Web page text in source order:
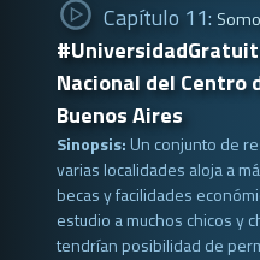
Capítulo 11:
Nacional del Centro
Buenos Aires
Sinopsis: Un conjunto de
varias localidades aloja a
becas y facilidades
estudio a muchos chicos y
tendrían posibilidad de